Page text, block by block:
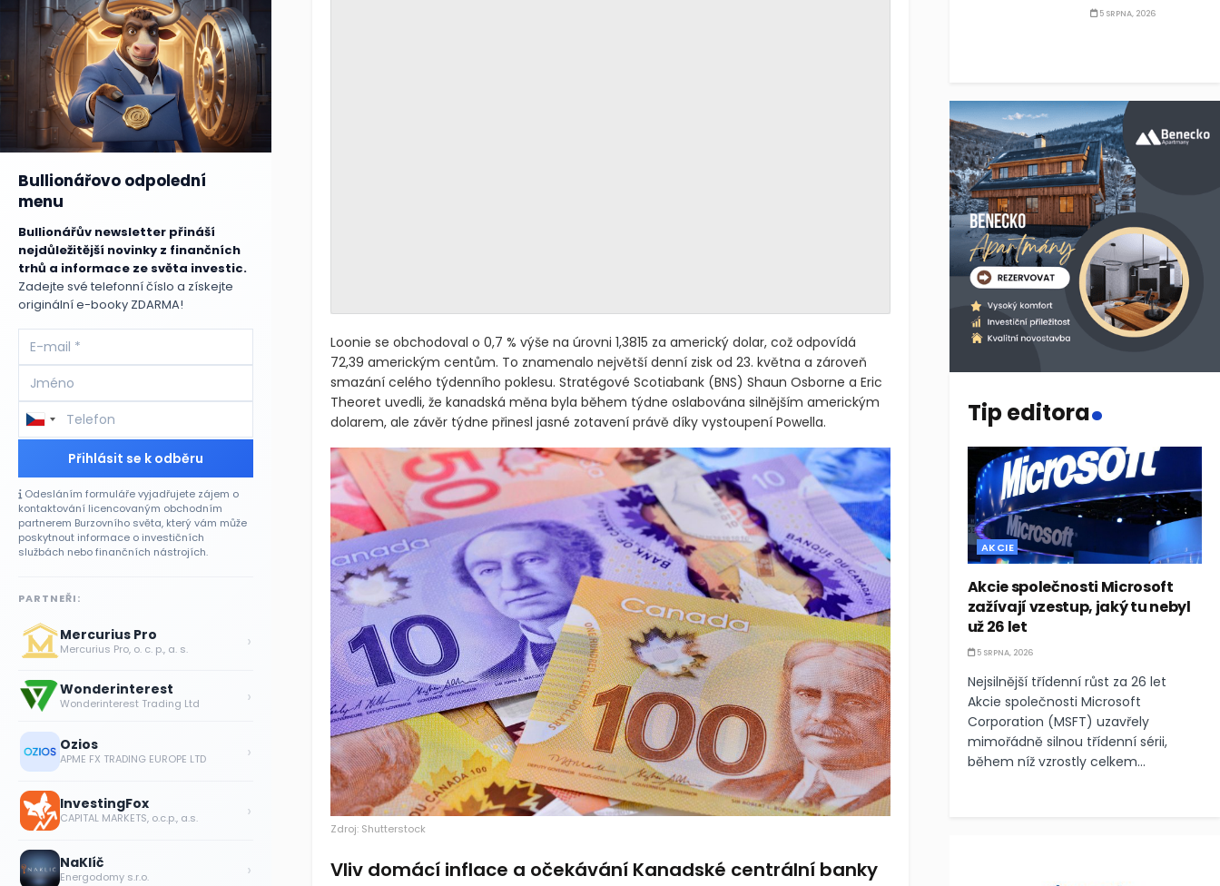
Loonie se obchodoval o 0,7 % výše na úrovni 1,3815 za americký dolar, což odpovídá
72,39 americkým centům. To znamenalo největší denní zisk od 23. května a zároveň
smazání celého týdenního poklesu. Stratégové Scotiabank (BNS) Shaun Osborne a Eric
Theoret uvedli, že kanadská měna byla během týdne oslabována silnějším americkým
dolarem, ale závěr týdne přinesl jasné zotavení právě díky vystoupení Powella.
Zdroj: Shutterstock
Vliv domácí inflace a očekávání Kanadské centrální banky
Bullionářovo odpolední
menu
Bullionářův newsletter přináší
nejdůležitější novinky z finančních
trhů a informace ze světa investic.
Zadejte své telefonní číslo a získejte
originální e-booky ZDARMA!
Přihlásit se k odběru
Odesláním formuláře vyjadřujete zájem o
kontaktování licencovaným obchodním
partnerem Burzovního světa, který vám může
poskytnout informace o investičních
službách nebo finančních nástrojích.
PARTNEŘI:
Mercurius Pro
Mercurius Pro, o. c. p., a. s. ›
Wonderinterest
Wonderinterest Trading Ltd ›
Ozios
APME FX TRADING EUROPE LTD ›
InvestingFox
CAPITAL MARKETS, o.c.p., a.s. ›
NaKlíč
Energodomy s.r.o. ›
5 SRPNA, 2026
Tip editora.
AKCIE
Akcie společnosti Microsoft
zažívají vzestup, jaký tu nebyl
už 26 let
5 SRPNA, 2026
Nejsilnější třídenní růst za 26 let
Akcie společnosti Microsoft
Corporation (MSFT) uzavřely
mimořádně silnou třídenní sérii,
během níž vzrostly celkem...